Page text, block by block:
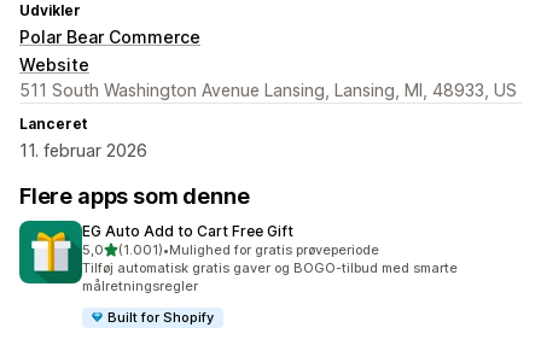
Udvikler
Polar Bear Commerce
Website
511 South Washington Avenue Lansing, Lansing, MI, 48933, US
Lanceret
11. februar 2026
Flere apps som denne
EG Auto Add to Cart Free Gift
5,0ud af 5 stjerner
(1.001)
1001 anmeldelser i alt
•Mulighed for gratis prøveperiode
Tilføj automatisk gratis gaver og BOGO-tilbud med smarte
målretningsregler
Built for Shopify